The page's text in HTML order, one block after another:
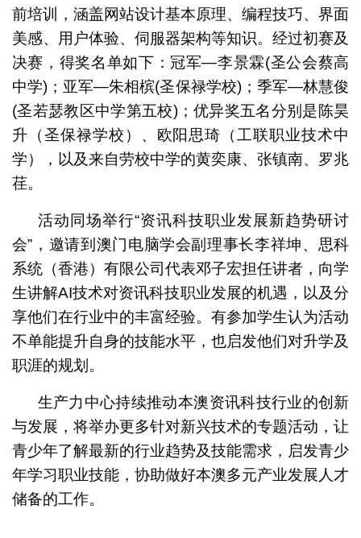
前培训，涵盖网站设计基本原理、编程技巧、界面
美感、用户体验、伺服器架构等知识。经过初赛及
决赛，得奖名单如下：冠军—李景霖(圣公会蔡高
中学)；亚军—朱相槟(圣保禄学校)；季军—林慧俊
(圣若瑟教区中学第五校)；优异奖五名分别是陈昊
升（圣保禄学校）、欧阳思琦（工联职业技术中
学），以及来自劳校中学的黄奕康、张镇南、罗兆
荏。
活动同场举行“资讯科技职业发展新趋势研讨
会”，邀请到澳门电脑学会副理事长李祥坤、思科
系统（香港）有限公司代表邓子宏担任讲者，向学
生讲解AI技术对资讯科技职业发展的机遇，以及分
享他们在行业中的丰富经验。有参加学生认为活动
不单能提升自身的技能水平，也启发他们对升学及
职涯的规划。
生产力中心持续推动本澳资讯科技行业的创新
与发展，将举办更多针对新兴技术的专题活动，让
青少年了解最新的行业趋势及技能需求，启发青少
年学习职业技能，协助做好本澳多元产业发展人才
储备的工作。